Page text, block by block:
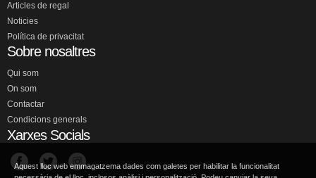
Articles de regal
Noticies
Política de privacitat
Sobre nosaltres
Qui som
On som
Contactar
Condicions generals
Xarxes Socials
Aquest lloc web emmagatzema dades com galetes per habilitar la funcionalitat